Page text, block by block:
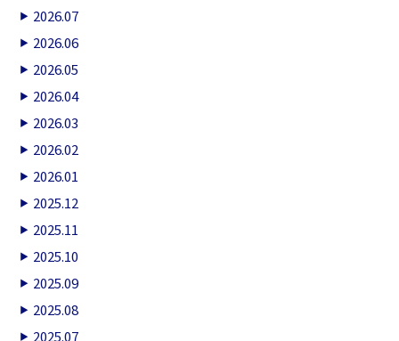
2026.07
2026.06
2026.05
2026.04
2026.03
2026.02
2026.01
2025.12
2025.11
2025.10
2025.09
2025.08
2025.07